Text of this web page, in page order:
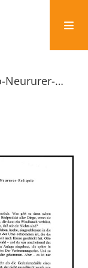
Heilige Messe in Fiss mit Überreichung Otto-Neururer-Reliquie